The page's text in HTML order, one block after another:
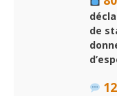
de